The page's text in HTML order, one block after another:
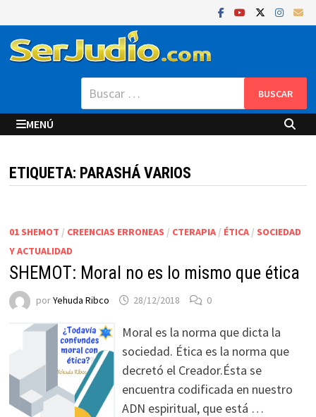
al
contenido
Buscar:
MENÚ
ETIQUETA: PARASHÁ VARIOS
01 SHEMOT / CREENCIAS ERRONEAS / CTERAPIA/ ÉTICA/ SOCIEDAD
Y ACTUALIDAD
SHEMOT: Moral no es lo mismo que ética
porYehuda Ribco 28/12/2018 0
Moral es la norma que dicta la
sociedad. Ética es la norma que
decretó el Creador.Ésta se
encuentra codificada en nuestro
ADN espiritual, que está …